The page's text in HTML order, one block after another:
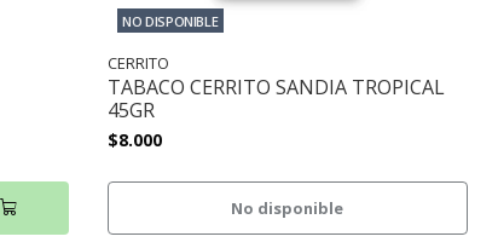
NO DISPONIBLE
CERRITO
TABACO CERRITO SANDIA TROPICAL
45GR
$8.000
No disponible